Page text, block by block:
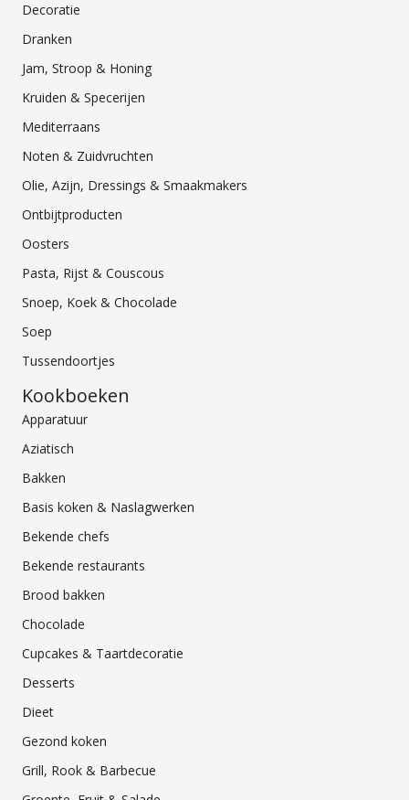
Decoratie
Dranken
Jam, Stroop & Honing
Kruiden & Specerijen
Mediterraans
Noten & Zuidvruchten
Olie, Azijn, Dressings & Smaakmakers
Ontbijtproducten
Oosters
Pasta, Rijst & Couscous
Snoep, Koek & Chocolade
Soep
Tussendoortjes
Kookboeken
Apparatuur
Aziatisch
Bakken
Basis koken & Naslagwerken
Bekende chefs
Bekende restaurants
Brood bakken
Chocolade
Cupcakes & Taartdecoratie
Desserts
Dieet
Gezond koken
Grill, Rook & Barbecue